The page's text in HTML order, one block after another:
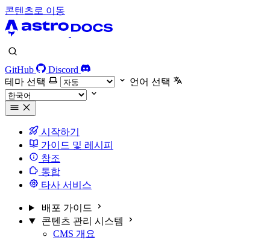
콘텐츠로 이동
GitHub
Discord
테마 선택
언어 선택
시작하기
가이드 및 레시피
참조
통합
타사 서비스
배포 가이드
콘텐츠 관리 시스템
CMS 개요